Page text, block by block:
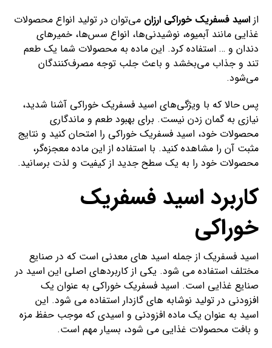
ازاسید فسفریک خوراکی ارزان می‌توان در تولید انواع محصولات
غذایی مانند آبمیوه، نوشیدنی‌ها، انواع سس‌ها، خمیرهای
دندان و … استفاده کرد. این ماده به محصولات شما یک طعم
تند و جذاب می‌بخشد و باعث جلب توجه مصرف‌کنندگان
می‌شود.
پس حالا که با ویژگی‌های اسید فسفریک خوراکی آشنا شدید،
نیازی به گمان زدن نیست. برای بهبود طعم و ماندگاری
محصولات خود، اسید فسفریک خوراکی را امتحان کنید و نتایج
مثبت آن را مشاهده کنید. با استفاده از این ماده معجزه‌گر،
محصولات خود را به یک سطح جدید از کیفیت و لذت برسانید.
کاربرد اسید فسفریک
خوراکی
اسید فسفریک از جمله اسید های معدنی است که در صنایع
مختلف استفاده می شود. یکی از کاربردهای اصلی این اسید در
صنایع غذایی است. اسید فسفریک خوراکی به عنوان یک
افزودنی در تولید نوشابه های گازدار استفاده می شود. این
اسید به عنوان یک ماده افزودنی و اسیدی که موجب حفظ مزه
و بافت محصولات غذایی می شود، بسیار مهم است.